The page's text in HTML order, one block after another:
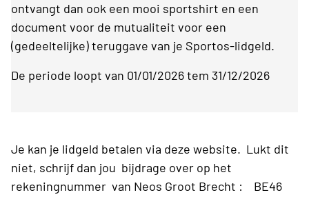
ontvangt dan ook een mooi sportshirt en een
document voor de mutualiteit voor een
(gedeeltelijke) teruggave van je Sportos-lidgeld.
De periode loopt van 01/01/2026 tem 31/12/2026
Je kan je lidgeld betalen via deze website. Lukt dit
niet, schrijf dan jou bijdrage over op het
rekeningnummer van Neos Groot Brecht : BE46